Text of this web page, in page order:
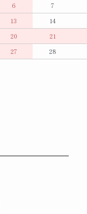
6
7
13
14
20
21
27
28